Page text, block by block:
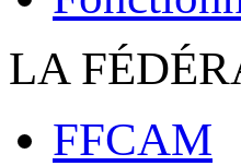
LA
FFCAM